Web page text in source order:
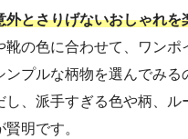
外とさりげないおしゃれを
靴の色に合わせて、ワンポ
ンプルな柄物を選んでみる
し、派手すぎる色や柄、ル
明です。